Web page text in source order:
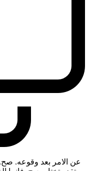
عن الامر بعد وقوعه.